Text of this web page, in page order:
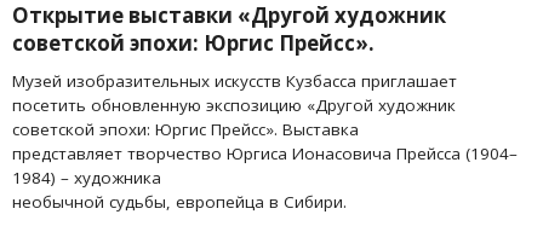
Открытие выставки «Другой художник
советской эпохи: Юргис Прейсс».
Музей изобразительных искусств Кузбасса приглашает
посетить обновленную экспозицию «Другой художник
советской эпохи: Юргис Прейсс». Выставка
представляет творчество Юргиса Ионасовича Прейсса (1904–
1984) – художника
необычной судьбы, европейца в Сибири.